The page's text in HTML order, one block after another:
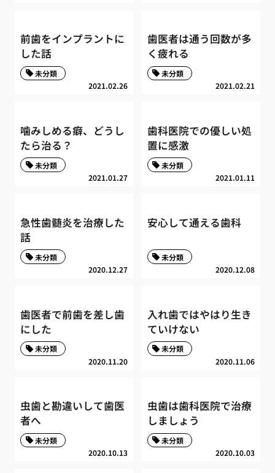
前歯をインプラントに
した話
2021.02.26
未分類
歯医者は通う回数が多
く疲れる
2021.02.21
未分類
噛みしめる癖、どうし
たら治る？
2021.01.27
未分類
歯科医院での優しい処
置に感激
2021.01.11
未分類
急性歯髄炎を治療した
話
2020.12.27
未分類
安心して通える歯科
2020.12.08
未分類
歯医者で前歯を差し歯
にした
2020.11.20
未分類
入れ歯ではやはり生き
ていけない
2020.11.06
未分類
虫歯と勘違いして歯医
者へ
2020.10.13
未分類
虫歯は歯科医院で治療
しましょう
2020.10.03
未分類